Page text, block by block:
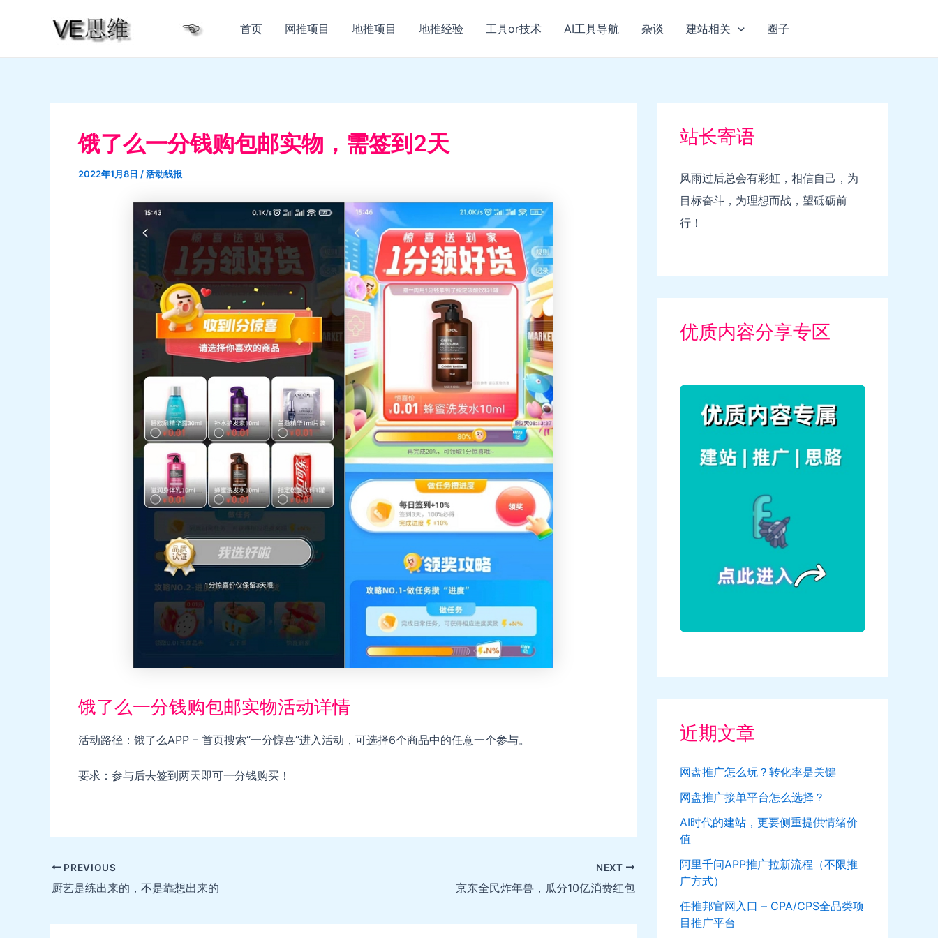
首页 网推项目 地推项目 地推经验 工具or技术 AI工具导航 杂谈 建站相关 圈子
饿了么一分钱购包邮实物，需签到2天
2022年1月8日 /活动线报
饿了么一分钱购包邮实物活动详情
活动路径：饿了么APP – 首页搜索“一分惊喜”进入活动，可选择6个商品中的任意一个参与。
要求：参与后去签到两天即可一分钱购买！
Post
navigation
PREVIOUS
厨艺是练出来的，不是靠想出来的
NEXT
京东全民炸年兽，瓜分10亿消费红包
站长寄语
风雨过后总会有彩虹，相信自己，为
目标奋斗，为理想而战，望砥砺前
行！
优质内容分享专区
近期文章
网盘推广怎么玩？转化率是关键
网盘推广接单平台怎么选择？
AI时代的建站，更要侧重提供情绪价
值
阿里千问APP推广拉新流程（不限推
广方式）
任推邦官网入口 – CPA/CPS全品类项
目推广平台